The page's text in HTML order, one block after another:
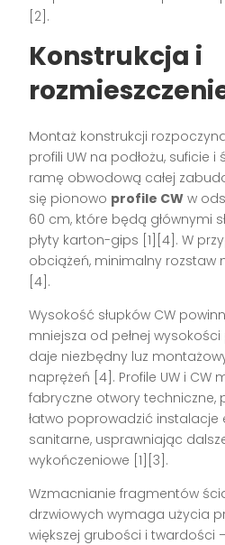
[2] .
Konstrukcja i
Montaż konstrukcji
profili UW na podłożu, suficie
ramę obwodową całej
się pionowo profile CW w
60 cm, które będą głównymi
płyty karton-gips [1][4] . W
obciążeń, minimalny rozstaw
[4] .
Wysokość słupków CW
mniejsza od pełnej
daje niezbędny luz
naprężeń [4] . Profile UW i
fabryczne otwory techniczne,
łatwo poprowadzić instalacje
sanitarne, usprawniając
wykończeniowe [1][3] .
Wzmacnianie fragmentów
drzwiowych wymaga użycia
większej grubości i twardości